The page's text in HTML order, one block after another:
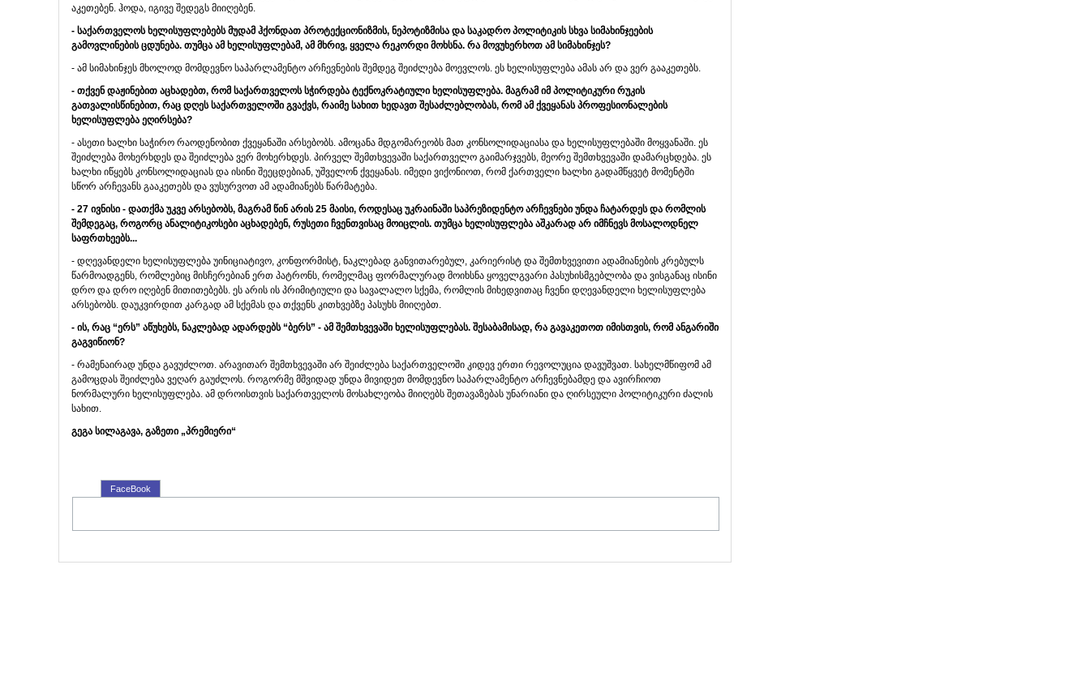
აკეთებენ. ჰოდა, იგივე შედეგს მიიღებენ.
- საქართველოს ხელისუფლებებს მუდამ ჰქონდათ პროტექციონიზმის, ნეპოტიზმისა და საკადრო პოლიტიკის სხვა სიმახინჯეების
გამოვლინების ცდუნება. თუმცა ამ ხელისუფლებამ, ამ მხრივ, ყველა რეკორდი მოხსნა. რა მოვუხერხოთ ამ სიმახინჯეს?
- ამ სიმახინჯეს მხოლოდ მომდევნო საპარლამენტო არჩევნების შემდეგ შეიძლება მოევლოს. ეს ხელისუფლება ამას არ და ვერ გააკეთებს.
- თქვენ დაჟინებით აცხადებთ, რომ საქართველოს სჭირდება ტექნოკრატიული ხელისუფლება. მაგრამ იმ პოლიტიკური რუკის
გათვალისწინებით, რაც დღეს საქართველოში გვაქვს, რაიმე სახით ხედავთ შესაძლებლობას, რომ ამ ქვეყანას პროფესიონალების
ხელისუფლება ეღირსება?
- ასეთი ხალხი საჭირო რაოდენობით ქვეყანაში არსებობს. ამოცანა მდგომარეობს მათ კონსოლიდაციასა და ხელისუფლებაში მოყვანაში. ეს
შეიძლება მოხერხდეს და შეიძლება ვერ მოხერხდეს. პირველ შემთხვევაში საქართველო გაიმარჯვებს, მეორე შემთხვევაში დამარცხდება. ეს
ხალხი იწყებს კონსოლიდაციას და ისინი შეეცდებიან, უშველონ ქვეყანას. იმედი ვიქონიოთ, რომ ქართველი ხალხი გადამწყვეტ მომენტში
სწორ არჩევანს გააკეთებს და ვუსურვოთ ამ ადამიანებს წარმატება.
- 27 ივნისი - დათქმა უკვე არსებობს, მაგრამ წინ არის25 მაისი, როდესაც უკრაინაში საპრეზიდენტო არჩევნები უნდა ჩატარდეს და რომლის
შემდეგაც, როგორც ანალიტიკოსები აცხადებენ, რუსეთი ჩვენთვისაც მოიცლის. თუმცა ხელისუფლება აშკარად არ იმჩნევს მოსალოდნელ
საფრთხეებს...
- დღევანდელი ხელისუფლება უინიციატივო, კონფორმისტ, ნაკლებად განვითარებულ, კარიერისტ და შემთხვევითი ადამიანების კრებულს
წარმოადგენს, რომლებიც მისჩერებიან ერთ პატრონს, რომელმაც ფორმალურად მოიხსნა ყოველგვარი პასუხისმგებლობა და ვისგანაც ისინი
დრო და დრო იღებენ მითითებებს. ეს არის ის პრიმიტიული და სავალალო სქემა, რომლის მიხედვითაც ჩვენი დღევანდელი ხელისუფლება
არსებობს. დაუკვირდით კარგად ამ სქემას და თქვენს კითხვებზე პასუხს მიიღებთ.
- ის, რაც “ერს” აწუხებს, ნაკლებად ადარდებს“ბერს” - ამ შემთხვევაში ხელისუფლებას. შესაბამისად, რა გავაკეთოთ იმისთვის, რომ ანგარიში
გაგვიწიონ?
- რამენაირად უნდა გავუძლოთ. არავითარ შემთხვევაში არ შეიძლება საქართველოში კიდევ ერთი რევოლუცია დავუშვათ. სახელმწიფომ ამ
გამოცდას შეიძლება ვეღარ გაუძლოს. როგორმე მშვიდად უნდა მივიდეთ მომდევნო საპარლამენტო არჩევნებამდე და ავირჩიოთ
ნორმალური ხელისუფლება. ამ დროისთვის საქართველოს მოსახლეობა მიიღებს შეთავაზებას უნარიანი და ღირსეული პოლიტიკური ძალის
სახით.
გეგა სილაგავა, გაზეთი „პრემიერი“
FaceBook